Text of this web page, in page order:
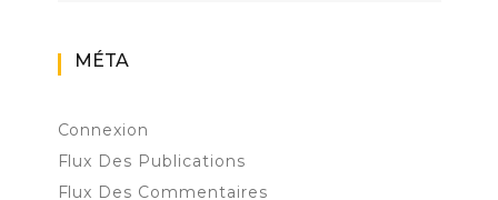
MÉTA
Connexion
Flux Des Publications
Flux Des Commentaires